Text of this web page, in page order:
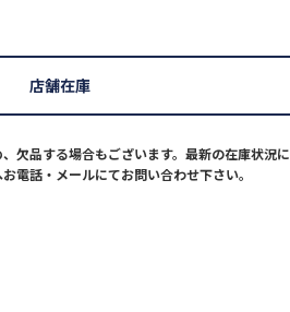
欠品する場合もございます。最新の在庫状況に
電話・メールにてお問い合わせ下さい。
店舗在庫